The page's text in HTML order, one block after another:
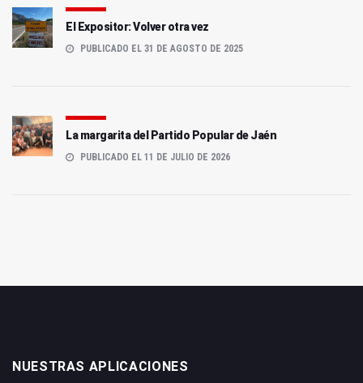
El Expositor: Volver otra vez
PUBLICADO EL 31 DE AGOSTO DE 2025
La margarita del Partido Popular de Jaén
PUBLICADO EL 11 DE JULIO DE 2026
NUESTRAS APLICACIONES